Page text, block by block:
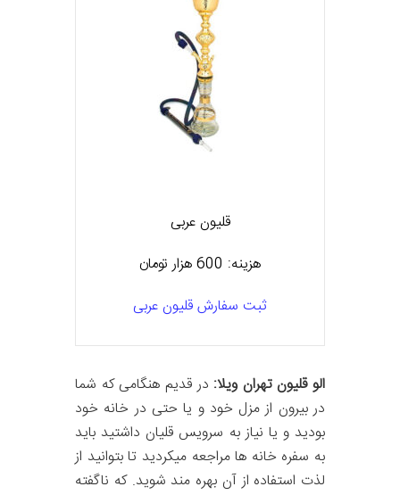
قلیون عربی
هزینه: 600 هزار تومان
ثبت سفارش قلیون عربی
الو قلیون تهران ویلا: در قدیم هنگامی که شما
در بیرون از مزل خود و یا حتی در خانه خود
بودید و یا نیاز به سرویس قلیان داشتید باید
به سفره خانه ها مراجعه میکردید تا بتوانید از
لذت استفاده از آن بهره مند شوید. که ناگفته